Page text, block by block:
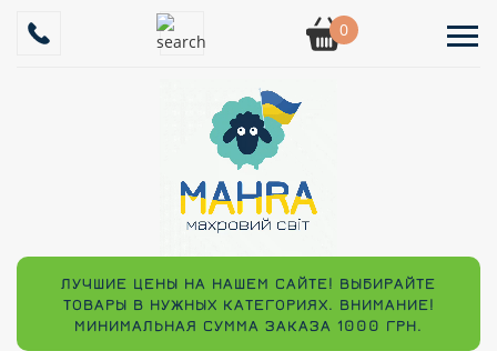
0
ЛУЧШИЕ ЦЕНЫ НА НАШЕМ САЙТЕ! ВЫБИРАЙТЕ
ТОВАРЫ В НУЖНЫХ КАТЕГОРИЯХ. ВНИМАНИЕ!
МИНИМАЛЬНАЯ СУММА ЗАКАЗА 1000 ГРН.